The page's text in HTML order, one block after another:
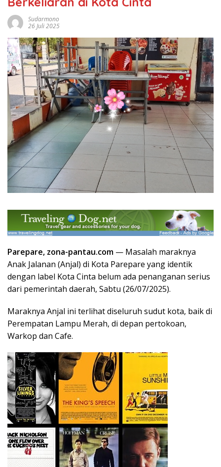
Sudarmono
26 Juli 2025
Parepare, zona-pantau.com — Masalah maraknya
Anak Jalanan (Anjal) di Kota Parepare yang identik
dengan label Kota Cinta belum ada penanganan serius
dari pemerintah daerah, Sabtu (26/07/2025).
Maraknya Anjal ini terlihat diseluruh sudut kota, baik di
Perempatan Lampu Merah, di depan pertokoan,
Warkop dan Cafe.